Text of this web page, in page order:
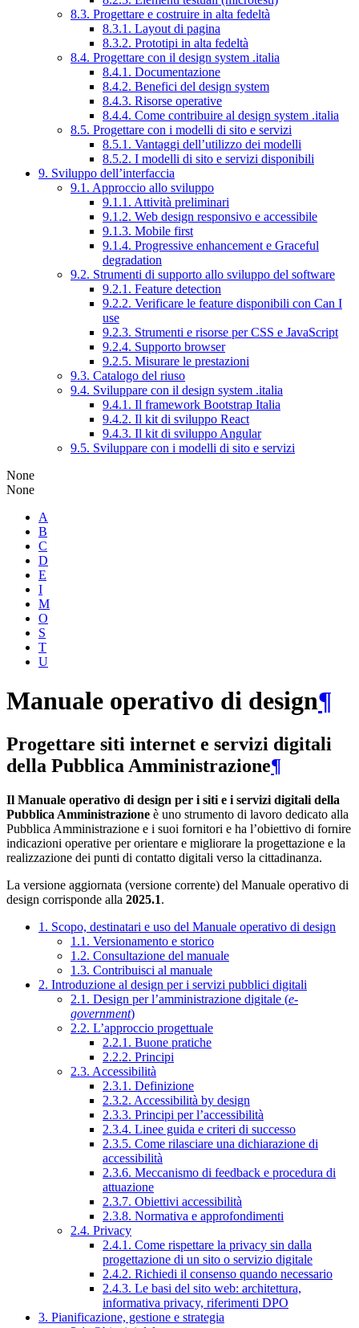
8.3. Progettare e costruire in alta fedeltà
8.3.1. Layout di pagina
8.3.2. Prototipi in alta fedeltà
8.4. Progettare con il design system .italia
8.4.1. Documentazione
8.4.2. Benefici del design system
8.4.3. Risorse operative
8.4.4. Come contribuire al design system .italia
8.5. Progettare con i modelli di sito e servizi
8.5.1. Vantaggi dell’utilizzo dei modelli
8.5.2. I modelli di sito e servizi disponibili
9. Sviluppo dell’interfaccia
9.1. Approccio allo sviluppo
9.1.1. Attività preliminari
9.1.2. Web design responsivo e accessibile
9.1.3. Mobile first
9.1.4. Progressive enhancement e Graceful
degradation
9.2. Strumenti di supporto allo sviluppo del software
9.2.1. Feature detection
9.2.2. Verificare le feature disponibili con Can I
use
9.2.3. Strumenti e risorse per CSS e JavaScript
9.2.4. Supporto browser
9.2.5. Misurare le prestazioni
9.3. Catalogo del riuso
9.4. Sviluppare con il design system .italia
9.4.1. Il framework Bootstrap Italia
9.4.2. Il kit di sviluppo React
9.4.3. Il kit di sviluppo Angular
9.5. Sviluppare con i modelli di sito e servizi
None
None
A
B
C
D
E
I
M
O
S
T
U
Manuale operativo di design¶
Progettare siti internet e servizi digitali
della Pubblica Amministrazione¶
Il Manuale operativo di design per i siti e i servizi digitali della
Pubblica Amministrazione è uno strumento di lavoro dedicato alla
Pubblica Amministrazione e i suoi fornitori e ha l’obiettivo di fornire
indicazioni operative per orientare e migliorare la progettazione e la
realizzazione dei punti di contatto digitali verso la cittadinanza.
La versione aggiornata (versione corrente) del Manuale operativo di
design corrisponde alla 2025.1.
1. Scopo, destinatari e uso del Manuale operativo di design
1.1. Versionamento e storico
1.2. Consultazione del manuale
1.3. Contribuisci al manuale
2. Introduzione al design per i servizi pubblici digitali
2.1. Design per l’amministrazione digitale (e-
government)
2.2. L’approccio progettuale
2.2.1. Buone pratiche
2.2.2. Principi
2.3. Accessibilità
2.3.1. Definizione
2.3.2. Accessibilità by design
2.3.3. Principi per l’accessibilità
2.3.4. Linee guida e criteri di successo
2.3.5. Come rilasciare una dichiarazione di
accessibilità
2.3.6. Meccanismo di feedback e procedura di
attuazione
2.3.7. Obiettivi accessibilità
2.3.8. Normativa e approfondimenti
2.4. Privacy
2.4.1. Come rispettare la privacy sin dalla
progettazione di un sito o servizio digitale
2.4.2. Richiedi il consenso quando necessario
2.4.3. Le basi del sito web: architettura,
informativa privacy, riferimenti DPO
3. Pianificazione, gestione e strategia